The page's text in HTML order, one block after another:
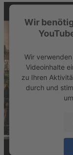
Wir
Wir
Videoinhalte
zu Ihren
durch und